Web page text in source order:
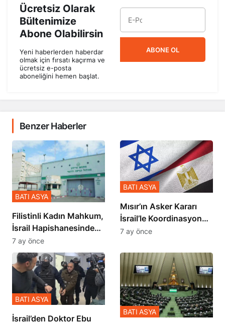
Ücretsiz Olarak
Bültenimize
Abone Olabilirsin
Yeni haberlerden haberdar
olmak için fırsatı kaçırma ve
ücretsiz e-posta
aboneliğini hemen başlat.
ABONE OL
Benzer Haberler
Filistinli Kadın Mahkum,
İsrail Hapishanesindeki
Zulmü Anlattı
BATI ASYA
7 ay önce
Mısır’ın Asker Kararı
İsrail’le Koordinasyon
İçinde Gerçekleşmiş
BATI ASYA
7 ay önce
İsrail’den Doktor Ebu
BATI ASYA
BATI ASYA